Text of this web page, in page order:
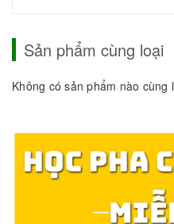
Sản phẩm cùng loại
Không có sản phẩm nào cùng